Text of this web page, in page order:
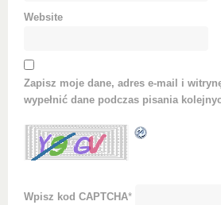
Website
Zapisz moje dane, adres e-mail i
wypełnić dane podczas pisania
Wpisz kod CAPTCHA*